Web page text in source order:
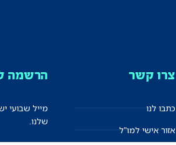
צרו קשר
כתבו לנו
אזור אישי למו"ל
הרשמה
מייל שבועי
שלנו.